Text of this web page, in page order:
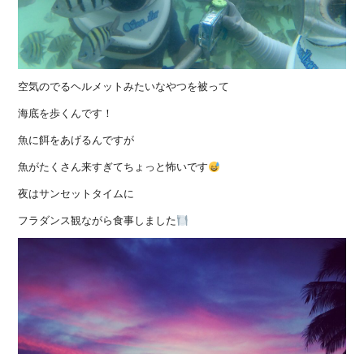
空気のでるヘルメットみたいなやつを被って
海底を歩くんです！
魚に餌をあげるんですが
魚がたくさん来すぎてちょっと怖いです
夜はサンセットタイムに
フラダンス観ながら食事しました